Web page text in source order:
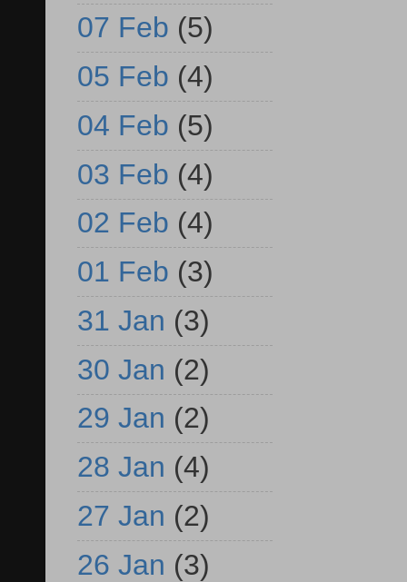
07 Feb (5)
05 Feb (4)
04 Feb (5)
03 Feb (4)
02 Feb (4)
01 Feb (3)
31 Jan (3)
30 Jan (2)
29 Jan (2)
28 Jan (4)
27 Jan (2)
26 Jan (3)